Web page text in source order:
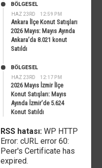
HAZ 23RD 12:59 PM
BÖLGESEL
Ankara İlçe Konut Satışları
2026 Mayıs: Mayıs Ayında
Ankara’da 8.021 konut
Satıldı
HAZ 23RD 12:17 PM
BÖLGESEL
2026 Mayıs İzmir İlçe
Konut Satışları: Mayıs
Ayında İzmir’de 5.624
Konut Satıldı
RSS hatası: WP HTTP
Error: cURL error 60:
Peer's Certificate has
expired.